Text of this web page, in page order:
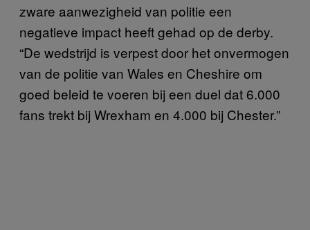
zware aanwezigheid van politie een
negatieve impact heeft gehad op de derby.
“De wedstrijd is verpest door het onvermogen
van de politie van Wales en Cheshire om
goed beleid te voeren bij een duel dat 6.000
fans trekt bij Wrexham en 4.000 bij Chester.”